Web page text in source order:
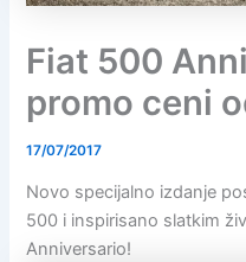
Fiat 500
promo ceni
17/07/2017
Novo specijalno izdanje
500 i inspirisano slatkim
Anniversario!